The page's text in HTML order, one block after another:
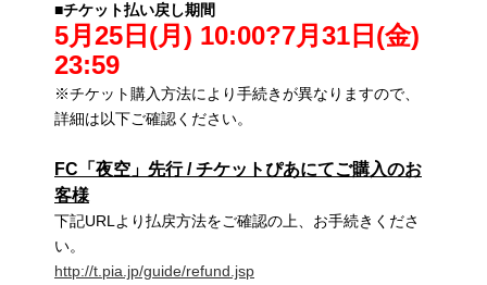
■チケット払い戻し期間
5月25日(月) 10:00?7月31日(金)
23:59
※チケット購入方法により手続きが異なりますので、
詳細は以下ご確認ください。
FC 「夜空」先行 / チケットぴあにてご購入のお
客様
下記URLより払戻方法をご確認の上、お手続きくださ
い。
http://t.pia.jp/guide/refund.jsp